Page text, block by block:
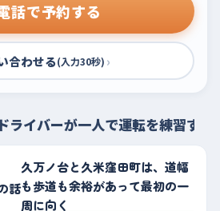
話で予約する
合わせる(入力30秒) ›
ライバーが一人で運転を練習する
久万ノ台と久米窪田町は、道幅
も歩道も余裕があって最初の一
周に向く